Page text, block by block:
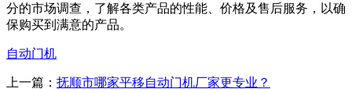
分的市场调查，了解各类产品的性能、价格及售后服务，以确
保购买到满意的产品。
自动门机
上一篇： 抚顺市哪家平移自动门机厂家更专业？